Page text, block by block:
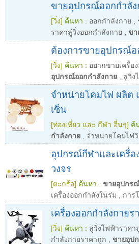
ขายอุปกรณ์ออกกำลัง
[วิ่ง] ค้นหา : ออกกำลังกาย
ราคาลู่วิ่งออกกำลังกาย
ขา
ต้องการขายอุปกรณ์อ
[วิ่ง] ค้นหา : อยากขายเครื่อ
อุปกรณ์ออกกำลังกาย
ลู่วิ่ง
จำหน่ายโคมไฟ ผลิต
เซ็น
[ท่องเที่ยว และ กีฬา อื่นๆ] ค้
กำลังกาย
จำหน่ายโคมไฟ
อุปกรณ์กีฬาและเครื่อ
วงจร
[ตะกร้อ] ค้นหา : ขายอุปกร
เครื่องออกกำลังในร่ม
การ
เครื่องออกกำลังกายร
[วิ่ง] ค้นหา : ลู่วิ่งไฟฟ้าราคา
กำลังกายราคาถูก
ขายอุป